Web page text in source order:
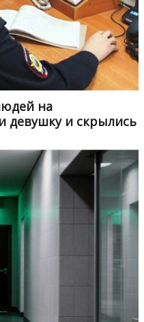
на
девушку и скрылись